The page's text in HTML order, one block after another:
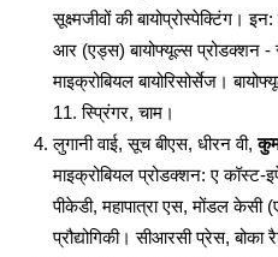
सूक्ष्मजीवों की बायोप्रोस्पेक्टिंग।
आर (एड्स) बायोफ्यूल्स प्रोडक्शन -
माइक्रोबियल बायोरिसोर्सेज।
11. स्प्रिंगर, चाम।
लुगानी वाई, सूच बीएस, धीरन वी,
माइक्रोबियल प्रोडक्शन: ए कॉस्ट-
पीकेडी, महापात्रा एस, मोंडल
प्रौद्योगिकी। सीआरसी प्रेस,